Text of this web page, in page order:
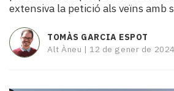
Mai
tant!
TV
i
extensiva la petició als veïns amb
TOMÀS GARCIA ESPOT
Alt Àneu | 12 de gener de